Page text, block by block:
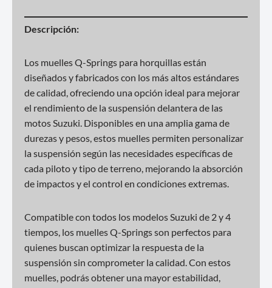
Descripción:
Los muelles Q-Springs para horquillas están
diseñados y fabricados con los más altos estándares
de calidad, ofreciendo una opción ideal para mejorar
el rendimiento de la suspensión delantera de las
motos Suzuki. Disponibles en una amplia gama de
durezas y pesos, estos muelles permiten personalizar
la suspensión según las necesidades específicas de
cada piloto y tipo de terreno, mejorando la absorción
de impactos y el control en condiciones extremas.
Compatible con todos los modelos Suzuki de 2 y 4
tiempos, los muelles Q-Springs son perfectos para
quienes buscan optimizar la respuesta de la
suspensión sin comprometer la calidad. Con estos
muelles, podrás obtener una mayor estabilidad,